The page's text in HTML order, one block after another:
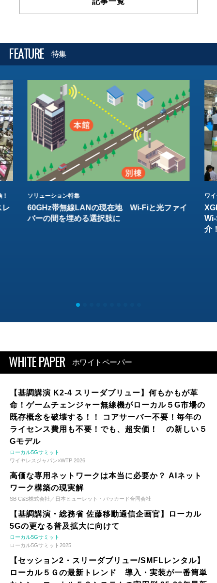
FEATURE 特集
レ
ソリューション特集
60GHz帯無線LANの現在地 Wi-Fiと光ファイ
バーの間を埋める選択肢に
ワ
介
WHITE PAPER ホワイトペーパー
【基調講演 K2-4 スリーダブリュー】何もかもが革
命！ゲームチェンジャー無線機がローカル５G市場の
既存概念を破壊する！！ コアサーバー不要！毎年の
ライセンス費用も不要！でも、超安価！ の新しい５
Gモデル
ローカル5Gサミット
ワイヤレスジャパン×WTP 2026
高価な専用ネットワークは本当に必要か？ AIネット
ワーク構築の現実解
SB C&S株式会社／日本ヒューレット・パッカード合同会社
【基調講演・総務省 佐藤移動通信企画官】ローカル
5Gの更なる普及拡大に向けて
ローカル5Gサミット
ローカル5Gサミット2025
【セッション2・スリーダブリュー/SMFLレンタル】
ローカル５Ｇの最新トレンド 導入・実装が一番簡単